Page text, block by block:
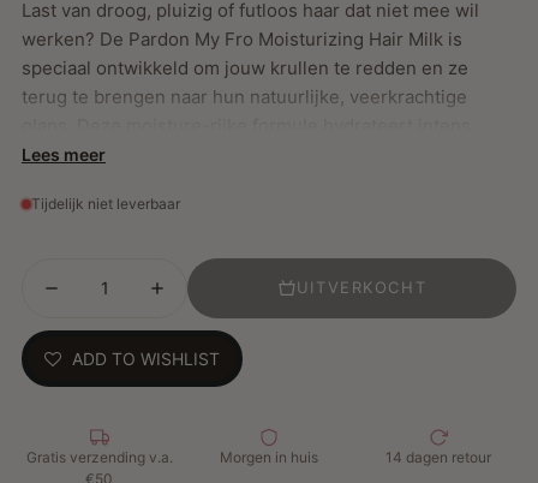
Last van droog, pluizig of futloos haar dat niet mee wil
werken? De Pardon My Fro Moisturizing Hair Milk is
speciaal ontwikkeld om jouw krullen te redden en ze
terug te brengen naar hun natuurlijke, veerkrachtige
herstelt droge lokken en laat je krullen weer tot leven
aan te voelen.
Perfect voor dagelijks gebruik en ideaal voor elk krultype
dat extra hydratatie en definitie nodig heeft.
Belangrijkste kenmerken:
een prachtige glans
Jojoba-olie voedt en versterkt het haar, vermindert
Lees meer
Tijdelijk niet leverbaar
UITVERKOCHT
ADD TO WISHLIST
Gratis verzending v.a.
€50
Morgen in huis 14 dagen retour